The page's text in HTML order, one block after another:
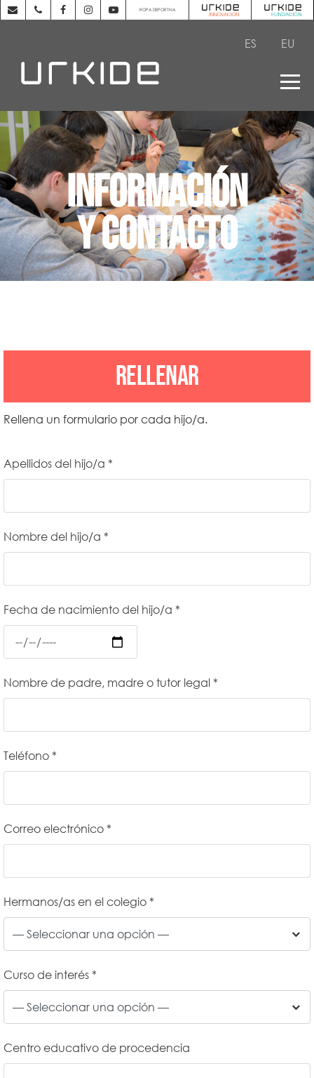
ROPA DEPORTIVA
ES EU
INFORMACIÓN
Y CONTACTO
RELLENAR
Rellena un formulario por cada hijo/a.
Apellidos del hijo/a *
Nombre del hijo/a *
Fecha de nacimiento del hijo/a *
Nombre de padre, madre o tutor legal *
Teléfono *
Correo electrónico *
Hermanos/as en el colegio *
Curso de interés *
Centro educativo de procedencia